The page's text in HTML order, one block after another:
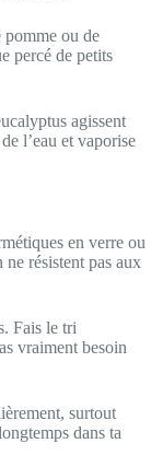
pomme ou de
percé de petits
agissent
l’eau et vaporise
en verre ou
résistent pas aux
Fais le tri
vraiment besoin
surtout
dans ta